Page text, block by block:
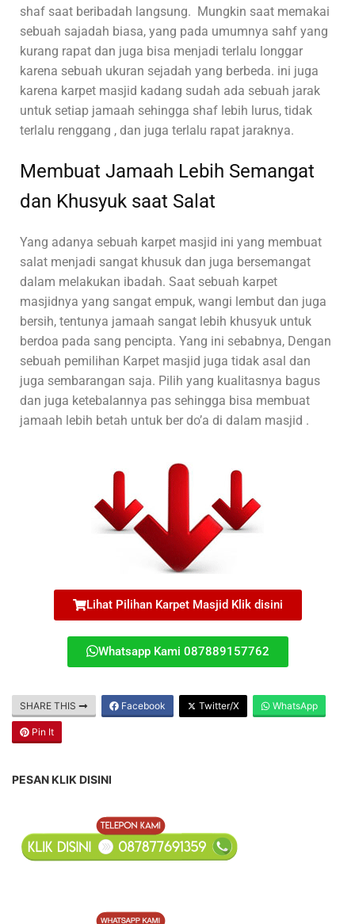
shaf saat beribadah langsung. Mungkin saat memakai
sebuah sajadah biasa, yang pada umumnya sahf yang
kurang rapat dan juga bisa menjadi terlalu longgar
karena sebuah ukuran sejadah yang berbeda. ini juga
karena karpet masjid kadang sudah ada sebuah jarak
untuk setiap jamaah sehingga shaf lebih lurus, tidak
terlalu renggang , dan juga terlalu rapat jaraknya.
Membuat Jamaah Lebih Semangat
dan Khusyuk saat Salat
Yang adanya sebuah karpet masjid ini yang membuat
salat menjadi sangat khusuk dan juga bersemangat
dalam melakukan ibadah. Saat sebuah karpet
masjidnya yang sangat empuk, wangi lembut dan juga
bersih, tentunya jamaah sangat lebih khusyuk untuk
berdoa pada sang pencipta. Yang ini sebabnya, Dengan
sebuah pemilihan Karpet masjid juga tidak asal dan
juga sembarangan saja. Pilih yang kualitasnya bagus
dan juga ketebalannya pas sehingga bisa membuat
jamaah lebih betah untuk ber do’a di dalam masjid .
Lihat Pilihan Karpet Masjid Klik disini
Whatsapp Kami 087889157762
SHARE THIS Facebook Twitter/X WhatsApp
Pin It
PESAN KLIK DISINI